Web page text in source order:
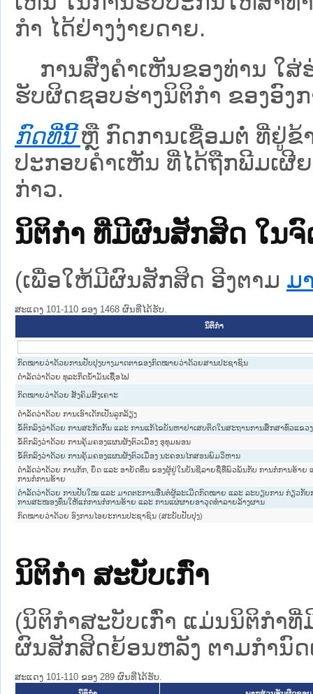
ກຳ ໄດ້ຢ່າງງ່າຍດາຍ.
ການສົ່ງຄໍາເຫັນຂອງທ່ານ ໃສ່
ຮັບຜິດຊອບຮ່າງນິຕິກຳ ຂອງອົງ
ກົດທີ່ນີ້ ຫຼື ກົດການເຊື່ອມຕໍ່ ທີ່ຢູ່ຂ້
ປະກອບຄຳເຫັນ ທີ່ໄດ້ຖືກພີມເຜີ
ກ່າວ.
ນິຕິກໍາ ທີ່ມີຜົນສັກສິດ ໃນ
(ເພື່ອໃຫ້ມີຜົນສັກສິດ ອີງຕາມ ມ
ສະແດງ 101-110 ຂອງ 1468 ຜົນທີ່ໄດ້ຮັບ.
ນິຕິກໍາ
ກົດໝາຍວ່າດ້ວຍການປັບປຸງບາງມາດຕາຂອງກົດໝາຍວ່າດ້ວຍສານປະຊາຊົນ
ດຳລັດວ່າດ້ວຍ ທຸລະກິດນ້ຳມັນເຊື້ອໄຟ
ກົດໝາຍວ່າດ້ວຍ ສັງຄົມສົງເຄາະ
ດຳລັດວ່າດ້ວຍ ການເອົາເດັກເປັນລູກລ້ຽງ
ຂໍ້ຕົກລົງວ່າດ້ວຍ ການສະກັດກັ້ນ ແລະ ການແກ້ໄຂບັນຫາຢາເສບຕິດໃນສະຖານການສຶກສາທົ່ວແຂວ
ຂໍ້ຕົກລົງວ່າດ້ວຍ ການຄຸ້ມຄອງແຜນຜັງຕົວເມືອງ ອຸທຸມພອນ
ຂໍ້ຕົກລົງວ່າດ້ວຍ ການຄຸ້ມຄອງແຜນຜັງຕົວເມືອງ ນະຄອນໄກສອນພົມວິຫານ
ດຳລັດວ່າດ້ວຍ ການກັກ, ຍຶດ ແລະ ອາຍັດທຶນ ຂອງຜູ້ຢູ່ໃນບັນຊີລາຍຊື່ທີ່ພົວພັນກັບ ການກໍ່ການຮ້າຍ
ການກໍ່ການຮ້າຍ
ດຳລັດວ່າດ້ວຍ ການປັບໃໝ ແລະ ມາດຕະການອື່ນຕໍ່ຜູ້ລະເມີດກົດໝາຍ ແລະ ລະບຽບການ ກ່ຽວກັບ
ການສະໜອງທຶນໃຫ້ແກ່ການກໍ່ການຮ້າຍ ແລະ ການແຜ່ຜາຍອາວຸດທຳລາຍລ້າງຜານ
ກົດໝາຍວ່າດ້ວຍ ອົງການໄອຍະການປະຊາຊົນ (ສະບັບປັບປຸງ)
ນິຕິກໍາ ສະບັບເກົ່າ
(ນິຕິກໍາສະບັບເກົ່າ ແມ່ນນິຕິກໍາ
ຜົນສັກສິດຍ້ອນຫລັງ ຕາມກໍານົດ
ສະແດງ 101-110 ຂອງ 289 ຜົນທີ່ໄດ້ຮັບ.